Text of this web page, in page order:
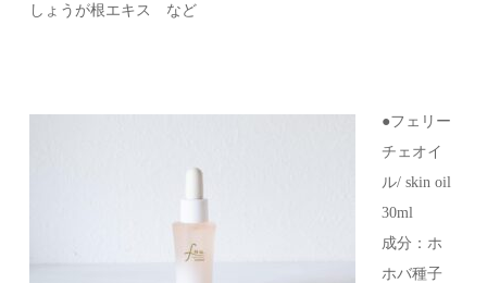
しょうが根エキス など
●フェリー
チェオイ
ル/ skin oil
30ml
成分：ホ
ホバ種子